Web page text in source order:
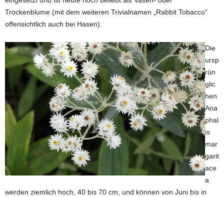
Trockenblume (mit dem weiteren Trivialnamen „Rabbit Tobacco“
offensichtlich auch bei Hasen).
Die
ursp
rün
glic
hen
Ana
phal
is
mar
garit
ace
a
werden ziemlich hoch, 40 bis 70 cm, und können von Juni bis in